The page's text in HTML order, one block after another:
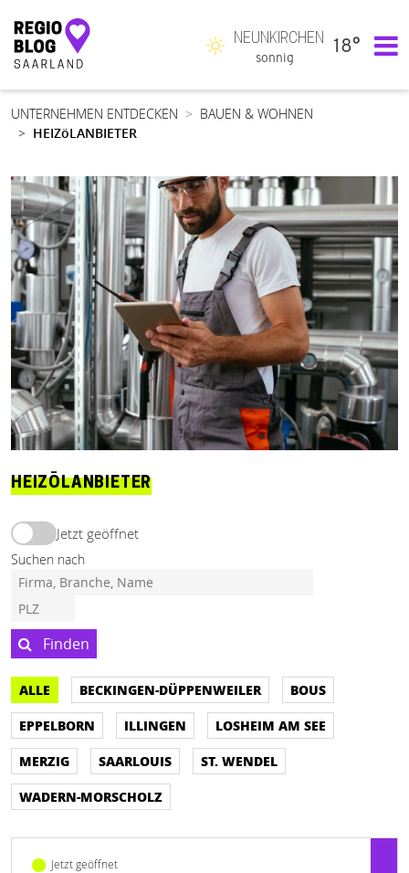
Hauptnavigation
NEUNKIRCHEN
sonnig
18°
UNTERNEHMEN ENTDECKEN
BAUEN & WOHNEN
HEIZöLANBIETER
HEIZÖLANBIETER
Jetzt geöffnet
Suchen nach
Finden
ALLE BECKINGEN-DÜPPENWEILER
BOUS
EPPELBORN
ILLINGEN
LOSHEIM AM SEE
MERZIG
SAARLOUIS
ST. WENDEL
WADERN-MORSCHOLZ
Jetzt geöffnet